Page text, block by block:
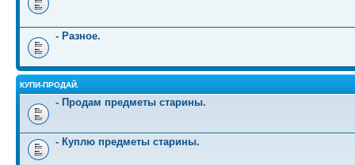
- Разное.
КУПИ-ПРОДАЙ.
- Продам предметы старины.
- Куплю предметы старины.